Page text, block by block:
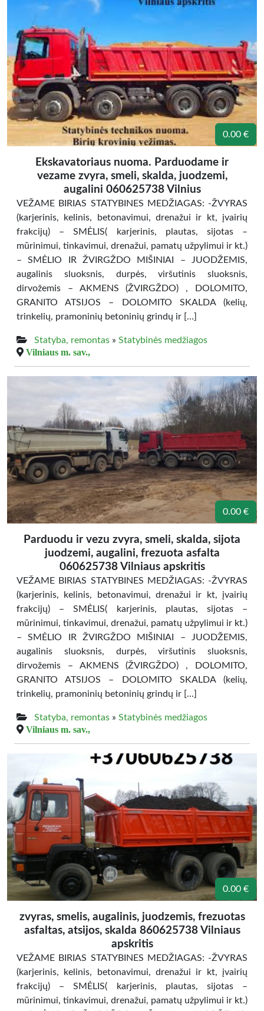
0.00 €
Ekskavatoriaus nuoma. Parduodame ir
vezame zvyra, smeli, skalda, juodzemi,
augalini 060625738 Vilnius
VEŽAME BIRIAS STATYBINES MEDŽIAGAS: -ŽVYRAS
(karjerinis, kelinis, betonavimui, drenažui ir kt, įvairių
frakcijų) – SMĖLIS( karjerinis, plautas, sijotas –
mūrinimui, tinkavimui, drenažui, pamatų užpylimui ir kt.)
– SMĖLIO IR ŽVIRGŽDO MIŠINIAI – JUODŽEMIS,
augalinis sluoksnis, durpės, viršutinis sluoksnis,
dirvožemis – AKMENS (ŽVIRGŽDO) , DOLOMITO,
GRANITO ATSIJOS – DOLOMITO SKALDA (kelių,
trinkelių, pramoninių betoninių grindų ir […]
Statyba, remontas » Statybinės medžiagos
Vilniaus m. sav.,
0.00 €
Parduodu ir vezu zvyra, smeli, skalda, sijota
juodzemi, augalini, frezuota asfalta
060625738 Vilniaus apskritis
VEŽAME BIRIAS STATYBINES MEDŽIAGAS: -ŽVYRAS
(karjerinis, kelinis, betonavimui, drenažui ir kt, įvairių
frakcijų) – SMĖLIS( karjerinis, plautas, sijotas –
mūrinimui, tinkavimui, drenažui, pamatų užpylimui ir kt.)
– SMĖLIO IR ŽVIRGŽDO MIŠINIAI – JUODŽEMIS,
augalinis sluoksnis, durpės, viršutinis sluoksnis,
dirvožemis – AKMENS (ŽVIRGŽDO) , DOLOMITO,
GRANITO ATSIJOS – DOLOMITO SKALDA (kelių,
trinkelių, pramoninių betoninių grindų ir […]
Statyba, remontas » Statybinės medžiagos
Vilniaus m. sav.,
0.00 €
zvyras, smelis, augalinis, juodzemis, frezuotas
asfaltas, atsijos, skalda 860625738 Vilniaus
apskritis
VEŽAME BIRIAS STATYBINES MEDŽIAGAS: -ŽVYRAS
(karjerinis, kelinis, betonavimui, drenažui ir kt, įvairių
frakcijų) – SMĖLIS( karjerinis, plautas, sijotas –
mūrinimui, tinkavimui, drenažui, pamatų užpylimui ir kt.)